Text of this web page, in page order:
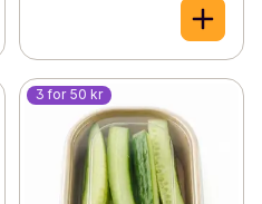
3 for 50 kr